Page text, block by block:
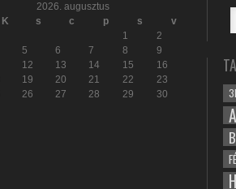
2026. augusztus
K s c p s
v
1
2
5 6 7 8
9
12 13 14 15
16
19 20 21 22
23
26 27 28 29
30